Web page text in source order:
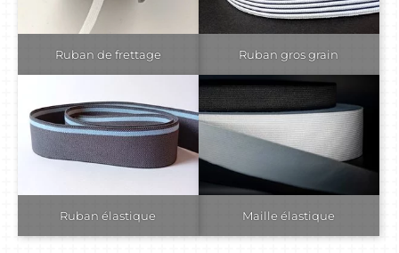
Ruban de frettage Ruban gros grain
Ruban élastique Maille élastique